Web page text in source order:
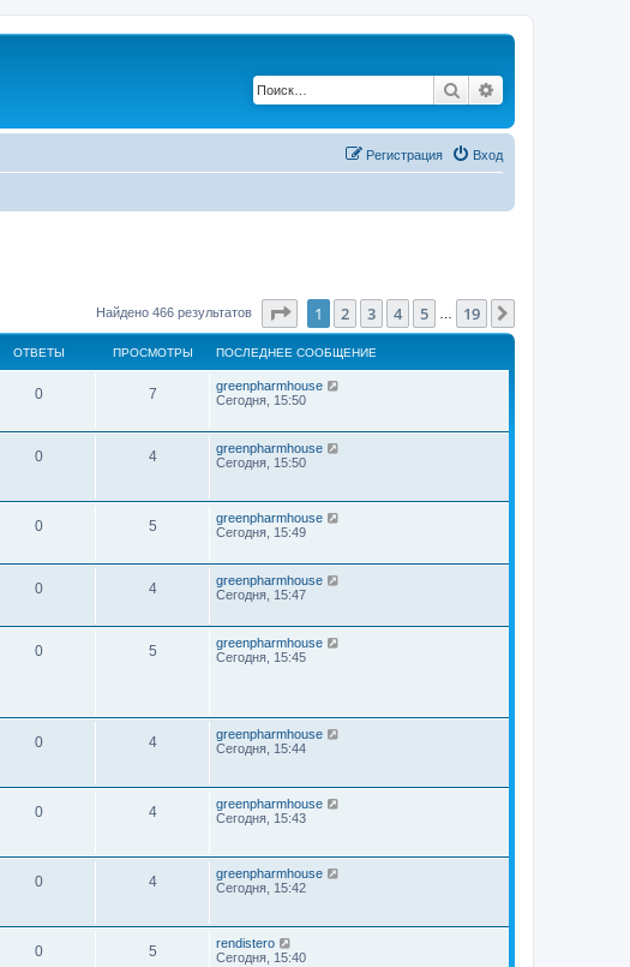
Поиск
Вход
Регистрация
Найдено 466 результатов Страница1 из 19
1 2 3 4 5 19
ОТВЕТЫ ПРОСМОТРЫ ПОСЛЕДНЕЕ СООБЩЕНИЕ
0 7
greenpharmhouse
Сегодня, 15:50
0 4
greenpharmhouse
Сегодня, 15:50
0 5
greenpharmhouse
Сегодня, 15:49
0 4
greenpharmhouse
Сегодня, 15:47
0 5
greenpharmhouse
Сегодня, 15:45
0 4
greenpharmhouse
Сегодня, 15:44
0 4
greenpharmhouse
Сегодня, 15:43
0 4
greenpharmhouse
Сегодня, 15:42
0 5
rendistero
Сегодня, 15:40